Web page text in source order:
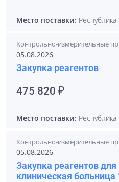
Место поставки: Республика
Контрольно-измерительные
05.08.2026
Закупка реагентов
475 820 ₽
Место поставки: Республика
Контрольно-измерительные
05.08.2026
Закупка реагентов
клиническая больница